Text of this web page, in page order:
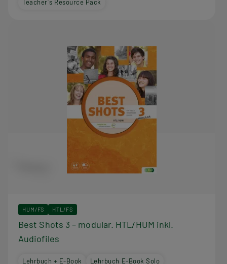
Teacher´s Resource Pack
HUM/FS HTL/FS
Best Shots 3 – modular. HTL/HUM inkl.
Audiofiles
Lehrbuch + E-Book
Lehrbuch E-Book Solo